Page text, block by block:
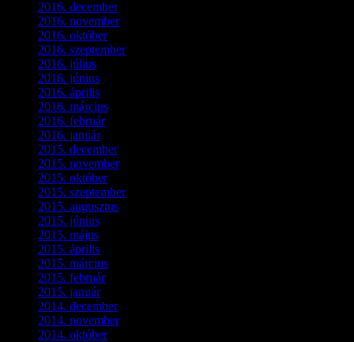
2016. december(1)
2016. november(1)
2016. október(6)
2016. szeptember(5)
2016. július
2016. június
2016. április
2016. március
2016. február(3)
2016. január(2)
2015. december(1)
2015. november(4)
2015. október(4)
2015. szeptember(5)
2015. augusztus
2015. június
2015. május
2015. április
2015. március
2015. február(2)
2015. január(5)
2014. december(4)
2014. november(1)
2014. október(2)